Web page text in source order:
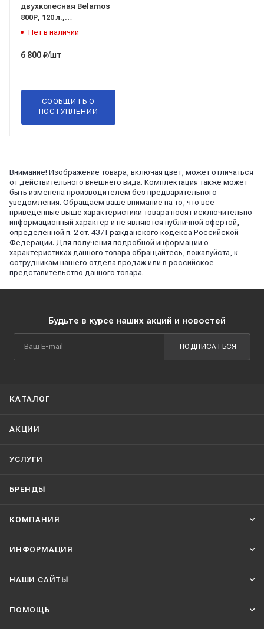
двухколесная Belamos
800Р, 120 л.,
оцинкованная сталь
Нет в наличии
6 800₽/шт
СООБЩИТЬ О
ПОСТУПЛЕНИИ
Внимание! Изображение товара, включая цвет, может отличаться
от действительного внешнего вида. Комплектация также может
быть изменена производителем без предварительного
уведомления. Обращаем ваше внимание на то, что все
приведённые выше характеристики товара носят исключительно
информационный характер и не являются публичной офертой,
определённой п. 2 ст. 437 Гражданского кодекса Российской
Федерации. Для получения подробной информации о
характеристиках данного товара обращайтесь, пожалуйста, к
сотрудникам нашего отдела продаж или в российское
представительство данного товара.
Будьте в курсе наших акций и новостей
ПОДПИСАТЬСЯ
КАТАЛОГ
АКЦИИ
УСЛУГИ
БРЕНДЫ
КОМПАНИЯ
ИНФОРМАЦИЯ
НАШИ CАЙТЫ
ПОМОЩЬ